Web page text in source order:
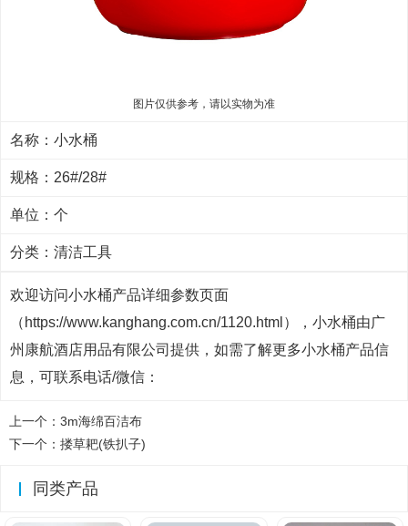
图片仅供参考，请以实物为准
名称：小水桶
规格：26#/28#
单位：个
分类： 清洁工具
欢迎访问小水桶产品详细参数页面
（https://www.kanghang.com.cn/1120.html），小水桶由广
州康航酒店用品有限公司提供，如需了解更多小水桶产品信
息，可联系电话/微信：
上一个： 3m海绵百洁布
下一个： 搂草耙(铁扒子)
同类产品